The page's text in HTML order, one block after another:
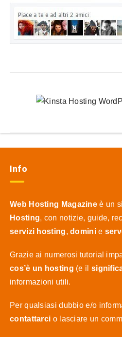
Info
Web Hosting Magazine è un
Hosting, con notizie, guide,
servizi hosting,dominie
Grazie ai numerosi tutorial
cos’è un hosting (e il
informazioni utili.
Per qualsiasi dubbio e/o
contattarci o lasciare un